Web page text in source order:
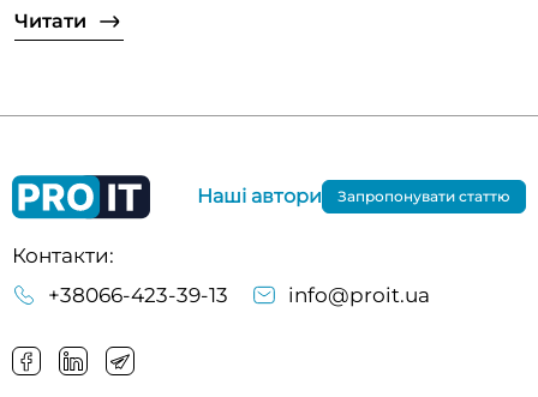
Читати
Контакти:
+38066-423-39-13
info@proit.ua
Наші автори Запропонувати статтю